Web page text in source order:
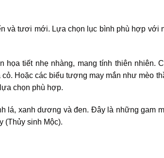
và tươi mới. Lựa chọn lục bình phù hợp với
họa tiết nhẹ nhàng, mang tính thiên nhiên.
Hoặc các biểu tượng may mắn như mèo
chọn phù hợp.
lá, xanh dương và đen. Đây là những gam
(Thủy sinh Mộc).